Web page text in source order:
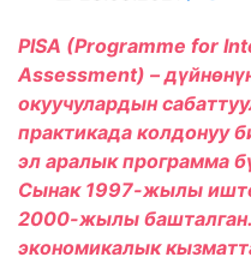
PISA (Programme for
Assessment) –
окуучулардын
практикада колдонуу
эл аралык программа
Сынак 1997-жылы
2000-жылы
экономикалык